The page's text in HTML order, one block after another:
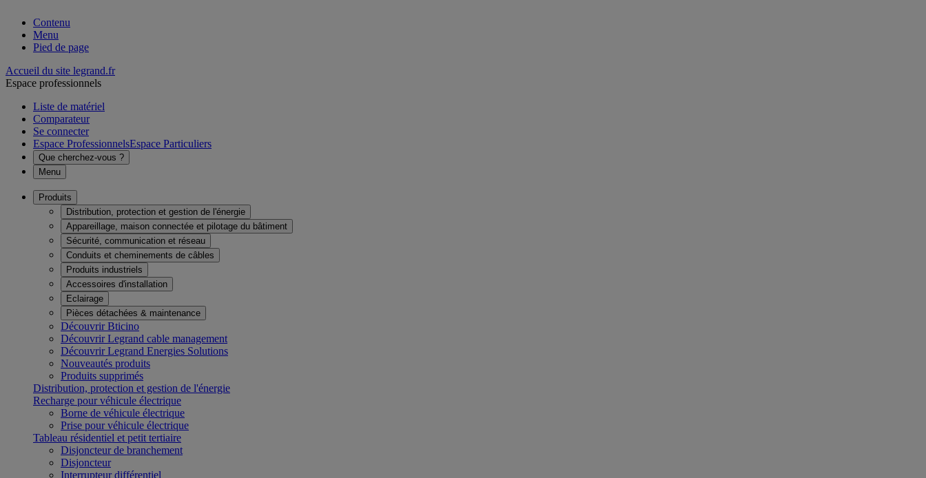
Contenu
Menu
Pied de page
Accueil du site legrand.fr
Espace professionnels
Liste de matériel
Comparateur
Se connecter
Espace ProfessionnelsEspace Particuliers
Que cherchez-vous ?
Menu
Produits
Distribution, protection et gestion de l'énergie
Appareillage, maison connectée et pilotage du bâtiment
Sécurité, communication et réseau
Conduits et cheminements de câbles
Produits industriels
Accessoires d'installation
Eclairage
Pièces détachées & maintenance
Découvrir Bticino
Découvrir Legrand cable management
Découvrir Legrand Energies Solutions
Nouveautés produits
Produits supprimés
Distribution, protection et gestion de l'énergie
Recharge pour véhicule électrique
Borne de véhicule électrique
Prise pour véhicule électrique
Tableau résidentiel et petit tertiaire
Disjoncteur de branchement
Disjoncteur
Interrupteur différentiel